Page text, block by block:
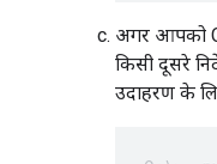
अगर आपको
किसी दूसरे
उदाहरण के